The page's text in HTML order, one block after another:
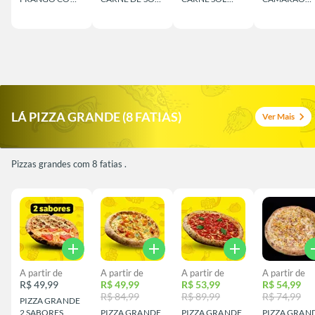
LÁ PIZZA GRANDE (8 FATIAS) Ver Mais chevron_right
Pizzas grandes com 8 fatias .
PIZZA GRANDE
2 SABORES
A partir de
R$ 49,99
add
PIZZA GRANDE
A partir de
R$ 49,99
R$ 84,99
add
PIZZA GRANDE
A partir de
R$ 53,99
R$ 89,99
add
PIZZA
A partir de
R$ 54,99
R$ 74,99